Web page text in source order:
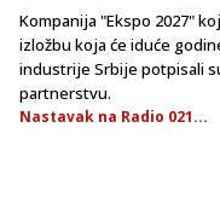
Kompanija "Ekspo 2027"
izložbu koja će iduće
industrije Srbije potpisali
partnerstvu.
Nastavak na Radio 021...